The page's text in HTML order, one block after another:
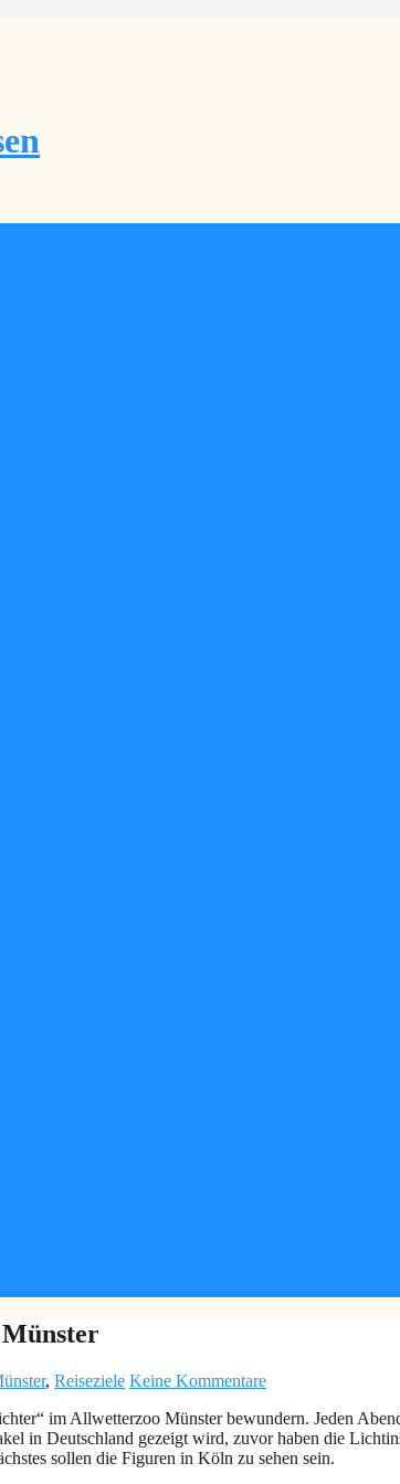
, Reiseziele Keine Kommentare
im Allwetterzoo Münster bewundern. Jeden
in Deutschland gezeigt wird, zuvor haben die
sollen die Figuren in Köln zu sehen sein.